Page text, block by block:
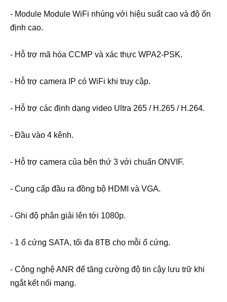
- Module Module WiFi nhúng với hiệu suất cao và độ ổn
định cao.
- Hỗ trợ mã hóa CCMP và xác thực WPA2-PSK.
- Hỗ trợ camera IP có WiFi khi truy cập.
- Hỗ trợ các định dạng video Ultra 265 / H.265 / H.264.
- Đầu vào 4 kênh.
- Hỗ trợ camera của bên thứ 3 với chuẩn ONVIF.
- Cung cấp đầu ra đồng bộ HDMI và VGA.
- Ghi độ phân giải lên tới 1080p.
- 1 ổ cứng SATA, tối đa 8TB cho mỗi ổ cứng.
- Công nghệ ANR để tăng cường độ tin cậy lưu trữ khi
ngắt kết nối mạng.